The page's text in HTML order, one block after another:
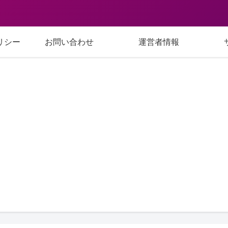
シー お問い合わせ 運営者情報